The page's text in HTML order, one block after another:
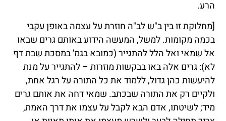
הרע.
[מחלוקת זו בין ב"ש לב"ה חוזרת על עצמה באופן עקבי
בכמה מקומות. למשל, המעשה הידוע באותם גרים שבאו
אל שמאי ואל הלל להתגייר (כמובא בגמ' במסכת שבת דף
לא): גרים אלה באו בבקשות מוזרות – להתגייר על מנת
להיעשות כהן גדול, ללמוד את כל התורה על רגל אחת,
ולקיים רק את התורה שבכתב. שמאי דחה את אותם גרים
מיד; לשיטתו, אדם הבא לקבל על עצמו את דרך האמת,